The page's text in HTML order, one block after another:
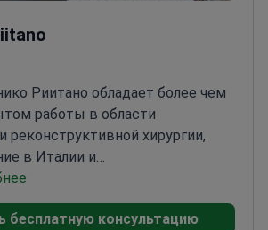
Риитано обладает более чем
работы в области
реконструктивной хирургии,
в Италии и
на
и эстетической
в Университете
бесплатную консультацию